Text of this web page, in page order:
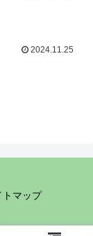
2024.11.25
トマップ